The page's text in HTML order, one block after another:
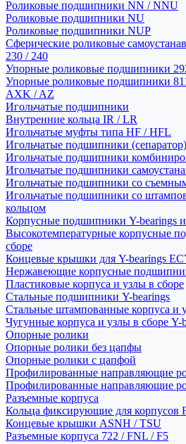
Роликовые подшипники NN / NNU
Роликовые подшипники NU
Роликовые подшипники NUP
Сферические роликовые
230 / 240
Упорные роликовые подшипники
Упорные роликовые подшипники
AXK / AZ
Игольчатые подшипники
Внутренние кольца IR / LR
Игольчатые муфты типа HF / HFL
Игольчатые подшипники
Игольчатые подшипники
Игольчатые подшипники
Игольчатые подшипники со
Игольчатые подшипники со
кольцом
Корпусные подшипники Y-bearings
Высокотемпературные корпусные
сборе
Концевые крышки для Y-bearings
Нержавеющие корпусные
Пластиковые корпуса и узлы в сборе
Стальные подшипники Y-bearings
Стальные штампованные корпуса и
Чугунные корпуса и узлы в сборе Y-
Опорные ролики
Опорные ролики без цапфы
Опорные ролики с цапфой
Профилированные направляющие
Профилированные направляющие
Разъемные корпуса
Кольца фиксирующие для корпусов
Концевые крышки ASNH / TSU
Разъемные корпуса 722 / FNL / F5